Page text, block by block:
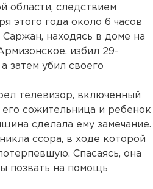
области, следствием
этого года около 6 часов
находясь в доме на
избил 29-
затем убил своего
телевизор, включенный
сожительница и ребенок
сделала ему замечание.
ссора, в ходе которой
Спасаясь, она
позвать на помощь